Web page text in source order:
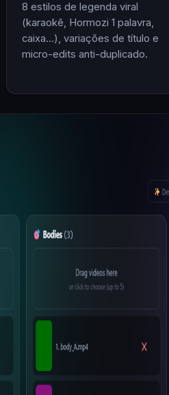
8 estilos de legenda viral
(karaokê, Hormozi 1 palavra,
caixa…), variações de título e
micro-edits anti-duplicado.